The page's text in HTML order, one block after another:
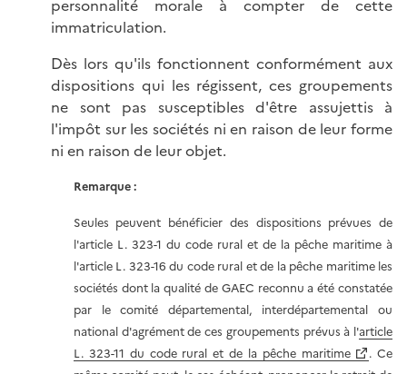
personnalité morale à compter de cette
immatriculation.
Dès lors qu'ils fonctionnent conformément aux
dispositions qui les régissent, ces groupements
ne sont pas susceptibles d'être assujettis à
l'impôt sur les sociétés ni en raison de leur forme
ni en raison de leur objet.
Remarque :
Seules peuvent bénéficier des dispositions prévues de
l'article L. 323-1 du code rural et de la pêche maritime à
l'article L. 323-16 du code rural et de la pêche maritime les
sociétés dont la qualité de GAEC reconnu a été constatée
par le comité départemental, interdépartemental ou
national d'agrément de ces groupements prévus à l'article
L. 323-11 du code rural et de la pêche maritime
. Ce